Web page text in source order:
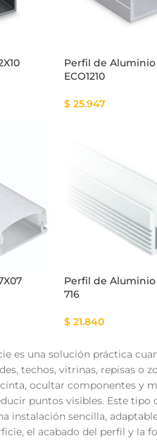
Perfil de Aluminio
ECO1210
$25.947
Perfil de Aluminio
716
$21.840
es una solución práctica
techos, vitrinas, repisas o
ocultar componentes y
puntos visibles. Este
instalación sencilla,
el acabado del perfil y la